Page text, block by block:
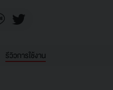
รีวิวการใช้งาน